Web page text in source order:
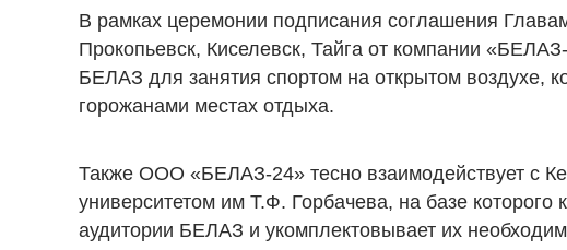
В рамках церемонии подписания соглашения
Прокопьевск, Киселевск, Тайга от компании
БЕЛАЗ для занятия спортом на открытом воздухе,
горожанами местах отдыха.
Также ООО «БЕЛАЗ-24» тесно взаимодействует с
университетом им Т.Ф. Горбачева, на базе
аудитории БЕЛАЗ и укомплектовывает их